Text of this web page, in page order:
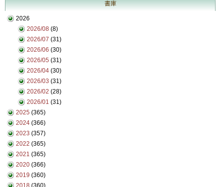
書庫
2026
2026/08 (8)
2026/07 (31)
2026/06 (30)
2026/05 (31)
2026/04 (30)
2026/03 (31)
2026/02 (28)
2026/01 (31)
2025 (365)
2024 (366)
2023 (357)
2022 (365)
2021 (365)
2020 (366)
2019 (360)
2018 (360)